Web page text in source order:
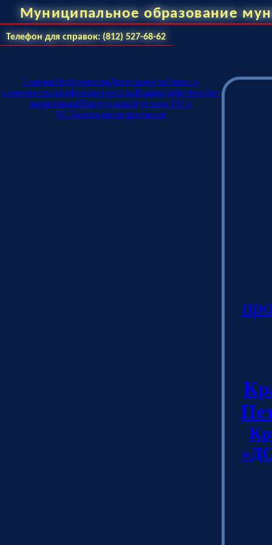
Муниципальное образование
Телефон для справок: (812) 527-68-62
ГлавнаяИнформацияДеятельностьОпека и
попечительствоФотоматериалыВзаимодействиеНет
наркотикам!Виртуальный уголок ГО и
ЧСЭлектронная приемная